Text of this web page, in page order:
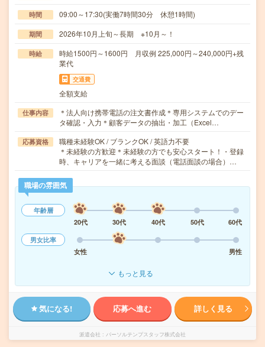
時間 09:00～17:30(実働7時間30分 休憩1時間)
期間 2026年10月上旬～長期 ※10月～！
時給
時給1500円～1600円 月収例 225,000円～240,000円+残
業代
交通費
全額支給
仕事内容
＊法人向け携帯電話の注文書作成＊専用システムでのデー
タ確認・入力＊顧客データの抽出・加工（Excel…
応募資格
職種未経験OK / ブランクOK / 英語力不要
＊未経験の方歓迎＊未経験の方でも安心スタート！・登録
時、キャリアを一緒に考える面談（電話面談の場合）…
職場の雰囲気
年齢層
20代
30代 40代 50代
60代
男女比率
女性
男性
もっと見る
気になる! 応募へ進む 詳しく見る
派遣会社 パーソルテンプスタッフ株式会社